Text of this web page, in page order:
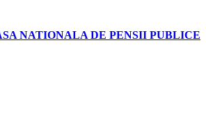
NATIONALA DE PENSII PUBLICE